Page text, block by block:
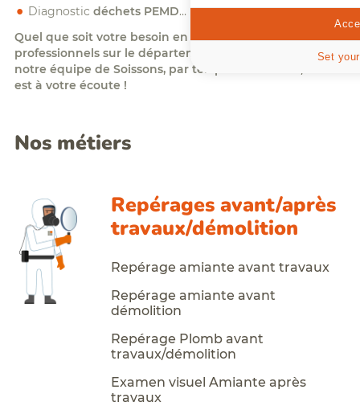
Diagnosticdéchets PEMD…
Quel que soit votre besoin en gestion des risques
professionnels sur le département de l’Aisne, contactez
notre équipe de Soissons, par téléphone ou mail, elle
est à votre écoute !
Nos métiers
Repérages avant/après
travaux/démolition
Repérage amiante avant travaux
Repérage amiante avant
démolition
Repérage Plomb avant
travaux/démolition
Examen visuel Amiante après
travaux
Set